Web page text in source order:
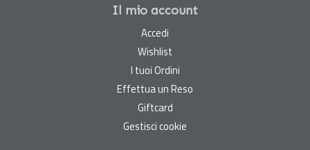
Il mio account
Accedi
Wishlist
I tuoi Ordini
Effettua un Reso
Giftcard
Gestisci cookie